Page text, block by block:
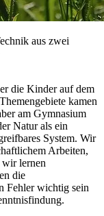
aus zwei
die Kinder auf dem
kamen
am Gymnasium
Natur als ein
System. Wir
Arbeiten,
lernen
die
Fehler wichtig sein